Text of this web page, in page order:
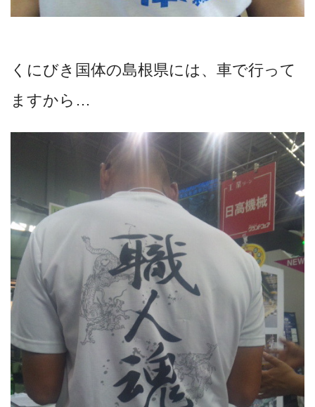
くにびき国体の島根県には、車で行って
ますから…